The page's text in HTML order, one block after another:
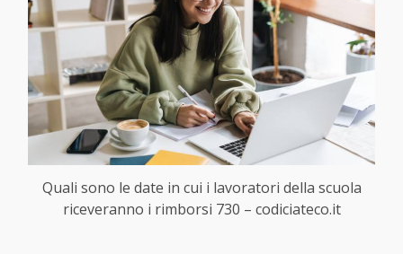
Quali sono le date in cui i lavoratori della scuola
riceveranno i rimborsi 730 – codiciateco.it